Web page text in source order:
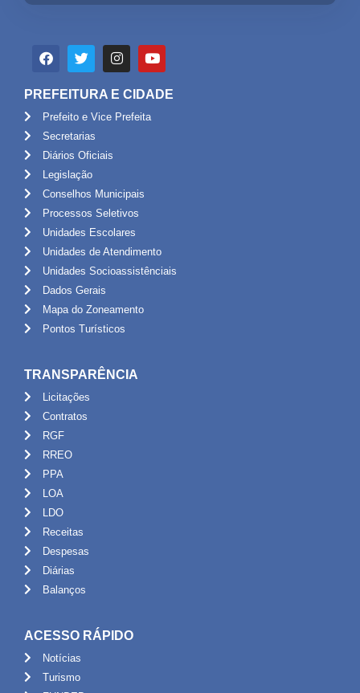
PREFEITURA E CIDADE
Prefeito e Vice Prefeita
Secretarias
Diários Oficiais
Legislação
Conselhos Municipais
Processos Seletivos
Unidades Escolares
Unidades de Atendimento
Unidades Socioassistênciais
Dados Gerais
Mapa do Zoneamento
Pontos Turísticos
TRANSPARÊNCIA
Licitações
Contratos
RGF
RREO
PPA
LOA
LDO
Receitas
Despesas
Diárias
Balanços
ACESSO RÁPIDO
Notícias
Turismo